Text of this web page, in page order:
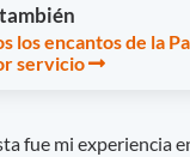
los encantos de la
servicio
fue mi experiencia